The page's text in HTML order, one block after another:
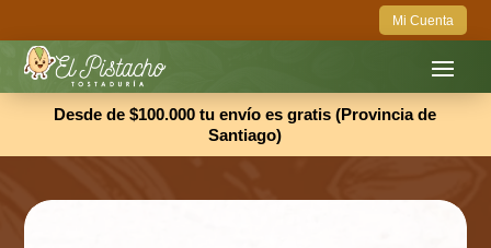
Mi Cuenta
Desde de $100.000 tu envío es gratis (Provincia de
Santiago)